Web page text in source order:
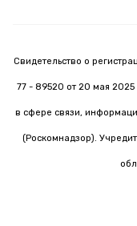
Свидетельство о
77 - 89520 от 20 мая
в сфере связи,
(Роскомнадзор).